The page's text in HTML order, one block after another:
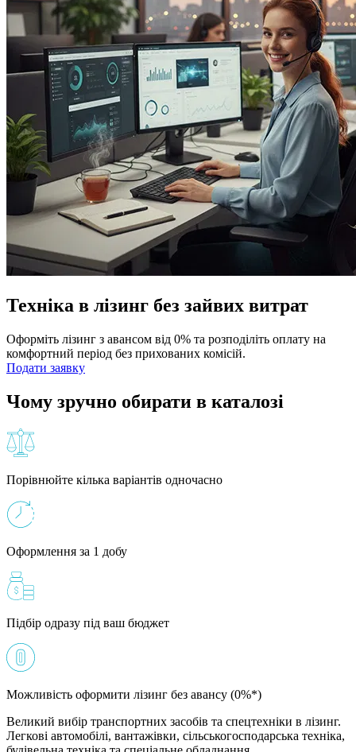
Техніка в лізинг без зайвих витрат
Оформіть лізинг з авансом від 0% та розподіліть оплату на
комфортний період без прихованих комісій.
Подати заявку
Чому зручно обирати в каталозі
Порівнюйте кілька варіантів одночасно
Оформлення за 1 добу
Підбір одразу під ваш бюджет
Можливість оформити лізинг без авансу (0%*)
Великий вибір транспортних засобів та спецтехніки в лізинг.
Легкові автомобілі, вантажівки, сільськогосподарська техніка,